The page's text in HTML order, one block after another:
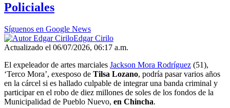
Policiales
Síguenos en Google News
Edgar Cirilo
Actualizado el 06/07/2026, 06:17 a.m.
El expeleador de artes marciales Jackson Mora Rodríguez (51),
‘Terco Mora’, exesposo de Tilsa Lozano, podría pasar varios años
en la cárcel si es hallado culpable de integrar una banda criminal y
participar en el robo de diez millones de soles de los fondos de la
Municipalidad de Pueblo Nuevo, en Chincha.